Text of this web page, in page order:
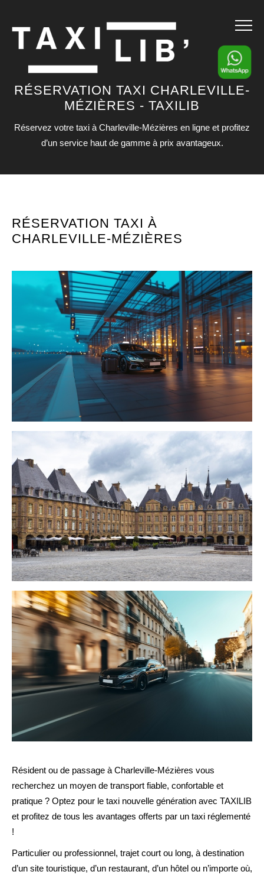
RÉSERVATION TAXI CHARLEVILLE-
MÉZIÈRES - TAXILIB
Réservez votre taxi à Charleville-Mézières en ligne et profitez
d’un service haut de gamme à prix avantageux.
RÉSERVATION TAXI À
CHARLEVILLE-MÉZIÈRES
Résident ou de passage à Charleville-Mézières vous
recherchez un moyen de transport fiable, confortable et
pratique ? Optez pour le taxi nouvelle génération avec TAXILIB
et profitez de tous les avantages offerts par un taxi réglementé
!
Particulier ou professionnel, trajet court ou long, à destination
d’un site touristique, d’un restaurant, d’un hôtel ou n’importe où,